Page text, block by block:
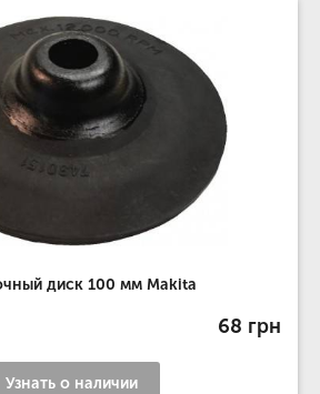
диск 100 мм Makita
68 грн
Узнать о наличии